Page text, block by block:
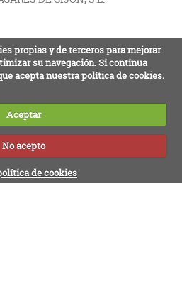
propias y de terceros para mejorar
su navegación. Si continua
acepta nuestra política de cookies.
Aceptar
No acepto
de cookies